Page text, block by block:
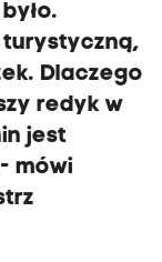
Dlaczego
redyk w
jest
mówi